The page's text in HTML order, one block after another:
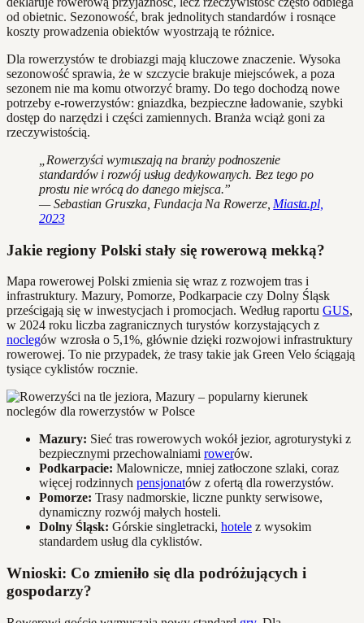
od obietnic. Sezonowość, brak jednolitych standardów i rosnące
koszty prowadzenia obiektów wyostrzają te różnice.
Dla rowerzystów te drobiazgi mają kluczowe znaczenie. Wysoka
sezonowość sprawia, że w szczycie brakuje miejscówek, a poza
sezonem nie ma komu otworzyć bramy. Do tego dochodzą nowe
potrzeby e-rowerzystów: gniazdka, bezpieczne ładowanie, szybki
dostęp do narzędzi i części zamiennych. Branża wciąż goni za
rzeczywistością.
„Rowerzyści wymuszają na branży podnoszenie
standardów i rozwój usług dedykowanych. Bez tego po
prostu nie wrócą do danego miejsca.”
— Sebastian Gruszka, Fundacja Na Rowerze, Miasta.pl,
2023
Jakie regiony Polski stały się rowerową mekką?
Mapa rowerowej Polski zmienia się wraz z rozwojem tras i
infrastruktury. Mazury, Pomorze, Podkarpacie czy Dolny Śląsk
prześcigają się w inwestycjach i promocjach. Według raportu GUS,
w 2024 roku liczba zagranicznych turystów korzystających z
noclegów wzrosła o 5,1%, głównie dzięki rozwojowi infrastruktury
rowerowej. To nie przypadek, że trasy takie jak Green Velo ściągają
tysiące cyklistów rocznie.
Mazury: Sieć tras rowerowych wokół jezior, agroturystyki z
bezpiecznymi przechowalniami rowerów.
Podkarpacie: Malownicze, mniej zatłoczone szlaki, coraz
więcej rodzinnych pensjonatów z ofertą dla rowerzystów.
Pomorze: Trasy nadmorskie, liczne punkty serwisowe,
dynamiczny rozwój małych hosteli.
Dolny Śląsk: Górskie singletracki, hotele z wysokim
standardem usług dla cyklistów.
Wnioski: Co zmieniło się dla podróżujących i
gospodarzy?